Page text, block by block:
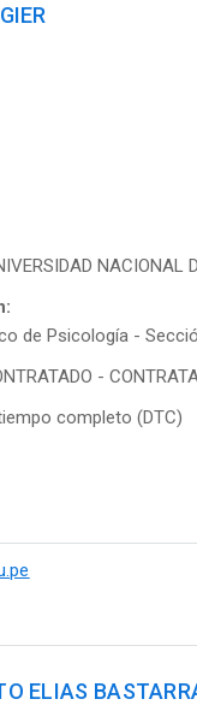
NACIONAL
de Psicología -
-
completo (DTC)
ELIAS